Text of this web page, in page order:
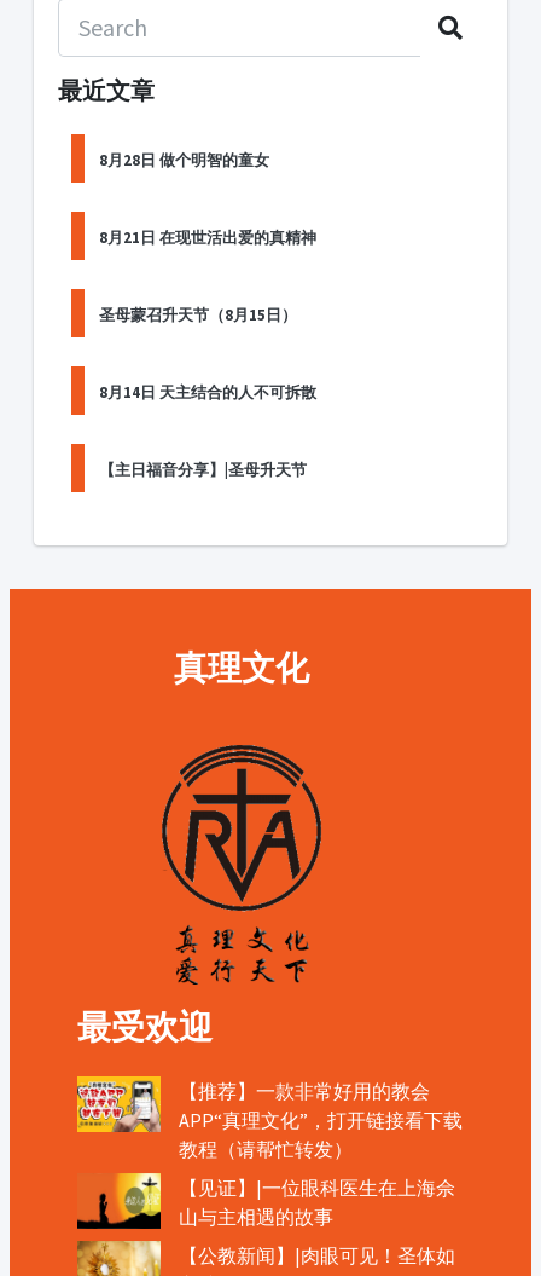
最近文章
8月28日 做个明智的童女
8月21日 在现世活出爱的真精神
圣母蒙召升天节（8月15日）
8月14日 天主结合的人不可拆散
【主日福音分享】|圣母升天节
真理文化
最受欢迎
【推荐】一款非常好用的教会
APP“真理文化”，打开链接看下载
教程（请帮忙转发）
【见证】|一位眼科医生在上海佘
山与主相遇的故事
【公教新闻】|肉眼可见！圣体如